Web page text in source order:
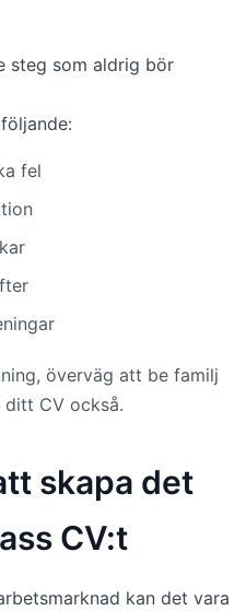
steg som aldrig bör
fel
överväg att be familj
CV också.
skapa det
CV:t
kan det vara